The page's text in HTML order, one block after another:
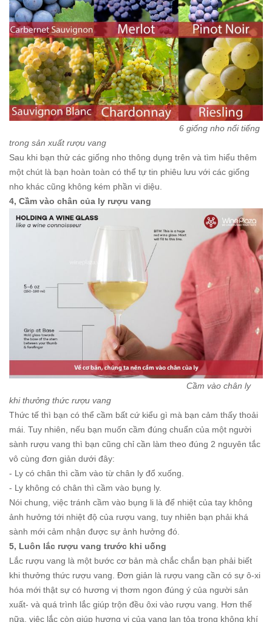
6 giống nho nổi tiếng
trong sản xuất rượu vang
Sau khi bạn thử các giống nho thông dụng trên và tìm hiểu thêm
một chút là bạn hoàn toàn có thể tự tin phiêu lưu với các giống
nho khác cũng không kém phần vi diệu.
4, Cầm vào chân của ly rượu vang
Cầm vào chân ly
khi thưởng thức rượu vang
Thức tế thì bạn có thể cầm bất cứ kiểu gì mà bạn cảm thấy thoải
mái. Tuy nhiên, nếu bạn muốn cầm đúng chuẩn của một người
sành rượu vang thì bạn cũng chỉ cần làm theo đúng 2 nguyên tắc
vô cùng đơn giản dưới đây:
- Ly có chân thì cầm vào từ chân ly đổ xuống.
- Ly không có chân thì cầm vào bụng ly.
Nói chung, việc tránh cầm vào bụng li là để nhiệt của tay không
ảnh hưởng tới nhiệt độ của rượu vang, tuy nhiên bạn phải khá
sành mới cảm nhận được sự ảnh hưởng đó.
5, Luôn lắc rượu vang trước khi uống
Lắc rượu vang là một bước cơ bản mà chắc chắn bạn phải biết
khi thưởng thức rượu vang. Đơn giản là rượu vang cần có sự ô-xi
hóa mới thật sự có hương vị thơm ngon đúng ý của người sản
xuất- và quá trình lắc giúp trộn đều ôxi vào rượu vang. Hơn thế
nữa, việc lắc còn giúp hương vị của vang lan tỏa trong không khí